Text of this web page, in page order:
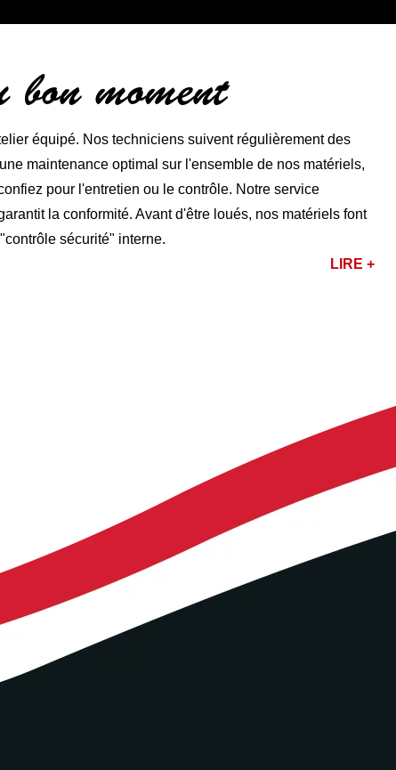
moment
équipé. Nos techniciens suivent régulièrement des
maintenance optimal sur l'ensemble de nos matériels,
pour l'entretien ou le contrôle. Notre service
la conformité. Avant d'être loués, nos matériels font
sécurité" interne.
LIRE +